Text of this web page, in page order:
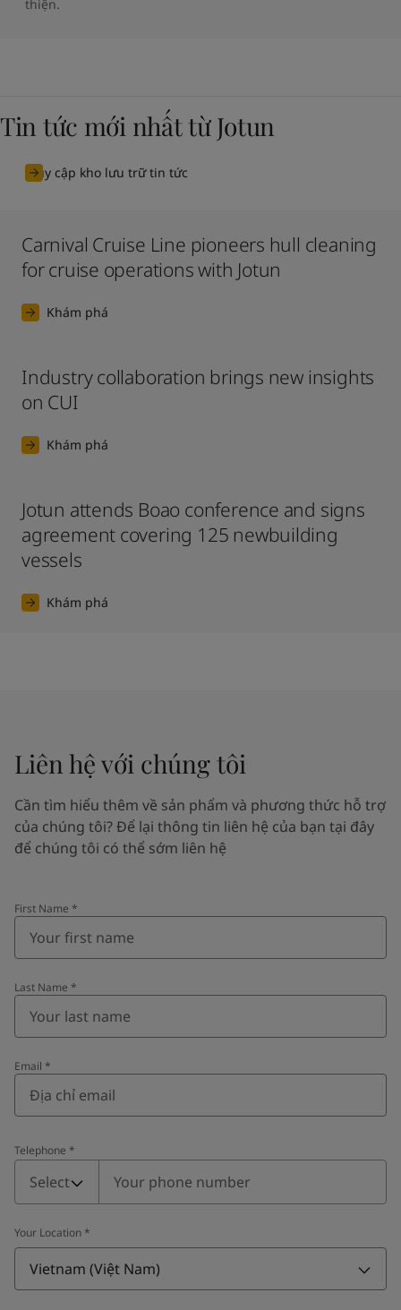
thiện.
Tin tức mới nhất từ Jotun
Truy cập kho lưu trữ tin tức
Carnival Cruise Line pioneers hull cleaning
for cruise operations with Jotun
Khám phá
Industry collaboration brings new insights
on CUI
Khám phá
Jotun attends Boao conference and signs
agreement covering 125 newbuilding
vessels
Khám phá
Liên hệ với chúng tôi
Cần tìm hiểu thêm về sản phẩm và phương thức hỗ trợ
của chúng tôi? Để lại thông tin liên hệ của bạn tại đây
để chúng tôi có thể sớm liên hệ
First Name *
Last Name *
Email *
Telephone *
Telephone
Select
Your Location *
Vietnam (Việt Nam)